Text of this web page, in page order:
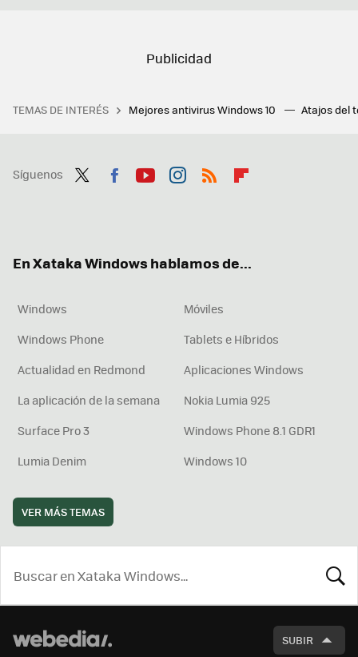
TEMAS DE INTERÉS Mejores antivirus Windows 10 Atajos del
Síguenos
En Xataka Windows hablamos de...
Windows
Móviles
Windows Phone
Tablets e Híbridos
Actualidad en Redmond
Aplicaciones Windows
La aplicación de la semana
Nokia Lumia 925
Surface Pro 3
Windows Phone 8.1 GDR1
Lumia Denim
Windows 10
VER MÁS TEMAS
SUBIR